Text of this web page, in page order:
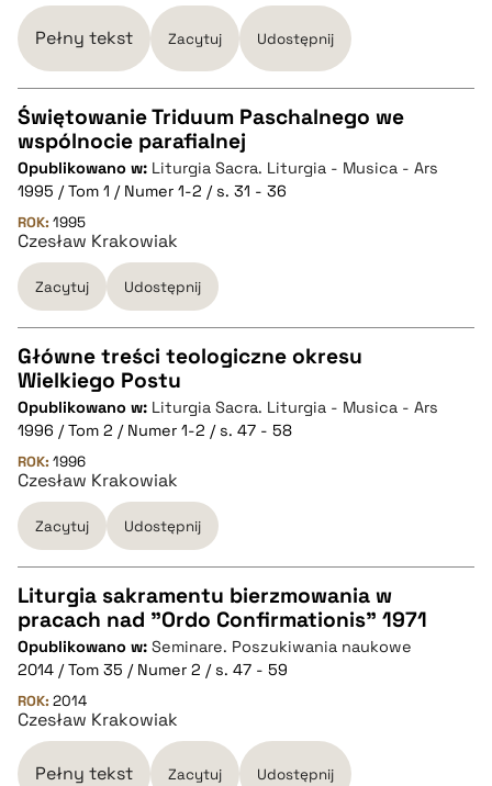
pobierz cytat
Pełny tekst Zacytuj Udostępnij
CZYSTY TEKST
pobierz cytat
BIBTEX
pobierz cytat
Świętowanie Triduum Paschalnego we
wspólnocie parafialnej
Opublikowano w: Liturgia Sacra. Liturgia - Musica - Ars
1995 / Tom 1 / Numer 1-2 / s. 31 - 36
ROK: 1995
Czesław Krakowiak
Zacytuj Udostępnij
CZYSTY TEKST
pobierz cytat
BIBTEX
pobierz cytat
Główne treści teologiczne okresu
Wielkiego Postu
Opublikowano w: Liturgia Sacra. Liturgia - Musica - Ars
1996 / Tom 2 / Numer 1-2 / s. 47 - 58
ROK: 1996
Czesław Krakowiak
Zacytuj Udostępnij
CZYSTY TEKST
pobierz cytat
BIBTEX
Liturgia sakramentu bierzmowania w
pracach nad "Ordo Confirmationis" 1971
Opublikowano w: Seminare. Poszukiwania naukowe
2014 / Tom 35 / Numer 2 / s. 47 - 59
ROK: 2014
Czesław Krakowiak
Pełny tekst Zacytuj Udostępnij